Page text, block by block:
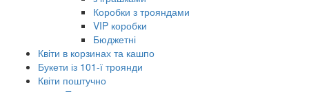
Коробки з трояндами
VIP коробки
Бюджетні
Квіти в корзинах та кашпо
Букети із 101-ї троянди
Квіти поштучно